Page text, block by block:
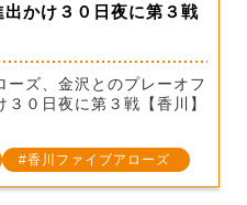
かけ３０日夜に第３戦
ーズ、金沢とのプレーオフ
０日夜に第３戦【香川】
香川ファイブアローズ